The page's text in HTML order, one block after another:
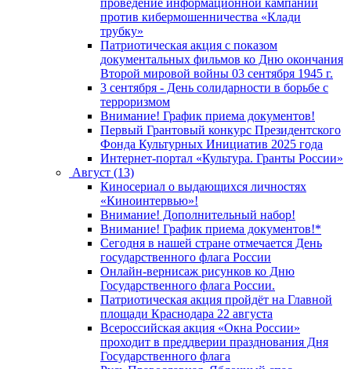
против кибермошенничества «Клади
трубку»
Патриотическая акция с показом
документальных фильмов ко Дню окончания
Второй мировой войны 03 сентября 1945 г.
3 сентября - День солидарности в борьбе с
терроризмом
Внимание! График приема документов!
Первый Грантовый конкурс Президентского
Фонда Культурных Инициатив 2025 года
Интернет-портал «Культура. Гранты России»
Август (13)
Киносериал о выдающихся личностях
«Киноинтервью»!
Внимание! Дополнительный набор!
Внимание! График приема документов!*
Сегодня в нашей стране отмечается День
государственного флага России
Онлайн-вернисаж рисунков ко Дню
Государственного флага России.
Патриотическая акция пройдёт на Главной
площади Краснодара 22 августа
Всероссийская акция «Окна России»
проходит в преддверии празднования Дня
Государственного флага